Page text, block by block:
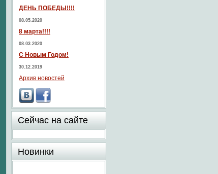
ДЕНЬ ПОБЕДЫ!!!!
08.05.2020
8 марта!!!!
08.03.2020
С Новым Годом!
30.12.2019
Архив новостей
Сейчас на сайте
Новинки